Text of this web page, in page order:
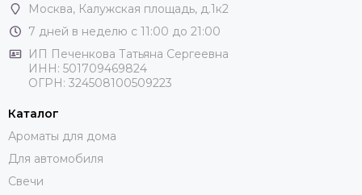
Москва, Калужская площадь, д.1к2
7 дней в неделю с 11:00 до 21:00
ИП Печенкова Татьяна Сергеевна
ИНН: 501709469824
ОГРН: 324508100509223
Каталог
Ароматы для дома
Для автомобиля
Свечи